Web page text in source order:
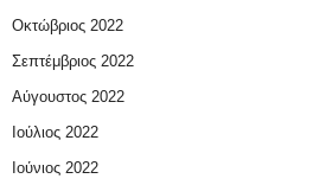
Οκτώβριος 2022
Σεπτέμβριος 2022
Αύγουστος 2022
Ιούλιος 2022
Ιούνιος 2022